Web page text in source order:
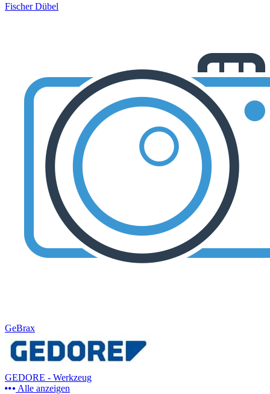
Fischer Dübel
GeBrax
GEDORE - Werkzeug
Alle anzeigen